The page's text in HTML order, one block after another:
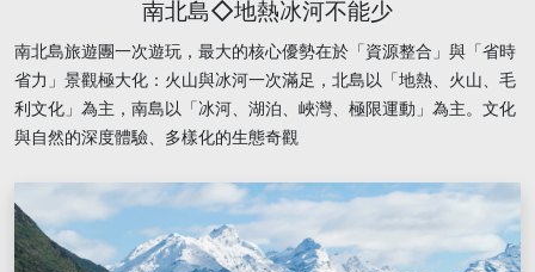
南北島◇地熱冰河不能少
南北島旅遊團一次遊玩，最大的核心優勢在於「資源整合」與「省時
省力」景觀極大化：火山與冰河一次滿足，北島以「地熱、火山、毛
利文化」為主，南島以「冰河、湖泊、峽灣、極限運動」為主。文化
與自然的深度體驗、多樣化的生態奇觀